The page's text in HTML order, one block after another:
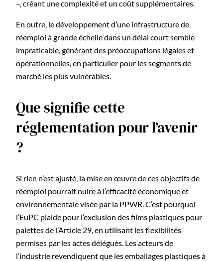
–, créant une complexité et un coût supplémentaires.
En outre, le développement d’une infrastructure de
réemploi à grande échelle dans un délai court semble
impraticable, générant des préoccupations légales et
opérationnelles, en particulier pour les segments de
marché les plus vulnérables.
Que signifie cette
réglementation pour l’avenir
?
Si rien n’est ajusté, la mise en œuvre de ces objectifs de
réemploi pourrait nuire à l’efficacité économique et
environnementale visée par la PPWR. C’est pourquoi
l’EuPC plaide pour l’exclusion des films plastiques pour
palettes de l’Article 29, en utilisant les flexibilités
permises par les actes délégués. Les acteurs de
l’industrie revendiquent que les emballages plastiques à